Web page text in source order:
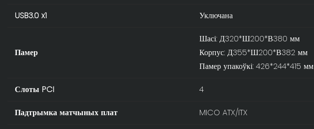
USB3.0 x1 Уключана
Памер
Шасі: Д320*Ш200*В380 мм
Корпус: Д355*Ш200*В382 мм
Памер упакоўкі: 426*244*415 мм
Слоты PCI 4
Падтрымка матчыных плат MICO ATX/ITX